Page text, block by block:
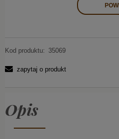
Kod produktu: 35069
zapytaj o produkt
Opis